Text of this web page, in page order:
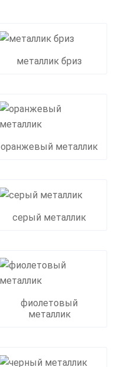
металлик бриз
оранжевый металлик
серый металлик
фиолетовый
металлик